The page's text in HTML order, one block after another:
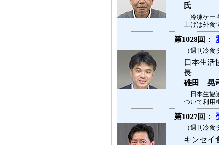
氏
冷凍ケー
上げは外食
第1028回：
（週刊冷
日本生活
長
碓田 晃
日本生協
ついて利用
第1027回：
（週刊冷
キンセ